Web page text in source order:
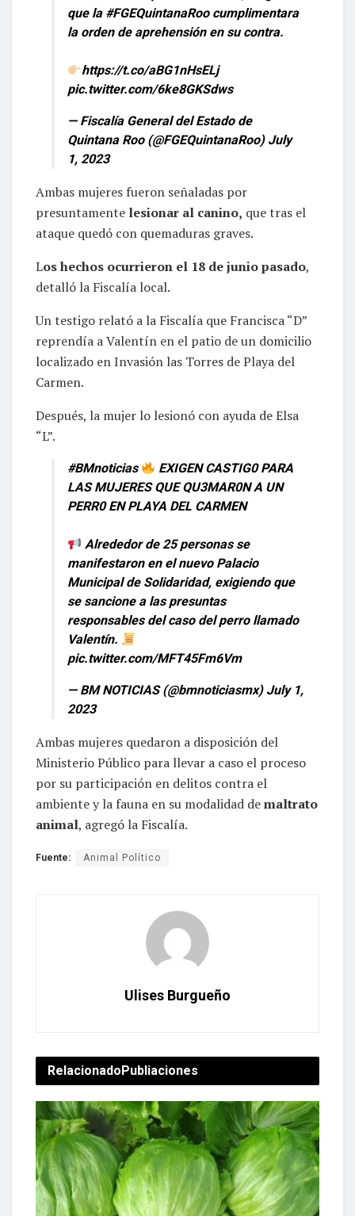
que la #FGEQuintanaRoocumplimentara
la orden de aprehensión en su contra.
https://t.co/aBG1nHsELj
pic.twitter.com/6ke8GKSdws
— Fiscalía General del Estado de
Quintana Roo (@FGEQuintanaRoo) July
1, 2023
Ambas mujeres fueron señaladas por
presuntamente lesionar al canino, que tras el
ataque quedó con quemaduras graves.
Los hechos ocurrieron el 18 de junio pasado,
detalló la Fiscalía local.
Un testigo relató a la Fiscalía que Francisca “D”
reprendía a Valentín en el patio de un domicilio
localizado en Invasión las Torres de Playa del
Carmen.
Después, la mujer lo lesionó con ayuda de Elsa
“L”.
#BMnoticias
EXIGEN CASTIG0 PARA
LAS MUJERES QUE QU3MAR0N A UN
PERR0 EN PLAYA DEL CARMEN
Alrededor de 25 personas se
manifestaron en el nuevo Palacio
Municipal de Solidaridad, exigiendo que
se sancione a las presuntas
responsables del caso del perro llamado
Valentín.
pic.twitter.com/MFT45Fm6Vm
— BM NOTICIAS (@bmnoticiasmx) July 1,
2023
Ambas mujeres quedaron a disposición del
Ministerio Público para llevar a caso el proceso
por su participación en delitos contra el
ambiente y la fauna en su modalidad demaltrato
animal, agregó la Fiscalía.
Fuente: Animal Político
Ulises Burgueño
Relacionado Publiaciones